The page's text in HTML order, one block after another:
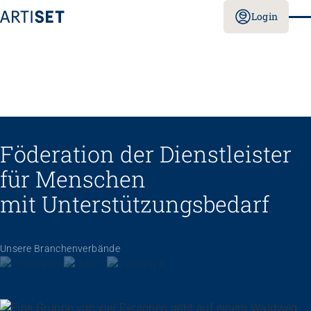
Login
Föderation der Dienstleister
für Menschen
mit Unterstützungs­bedarf
Unsere Branchenverbände